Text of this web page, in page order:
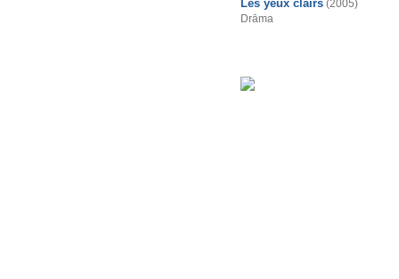
Les yeux clairs (2005)
Drāma